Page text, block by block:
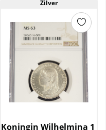
Zilver
Koningin Wilhelmina 1